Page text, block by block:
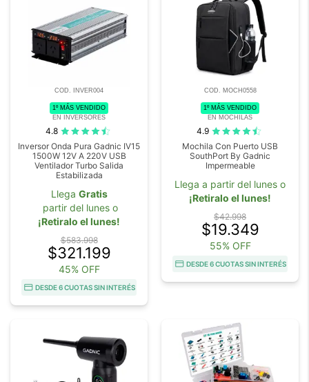
COD. INVER004
1º MÁS VENDIDO
EN INVERSORES
4.8
Inversor Onda Pura Gadnic IV15
1500W 12V A 220V USB
Ventilador Turbo Salida
Estabilizada
Llega Gratis
partir del lunes o
¡Retiralo el lunes!
$583.998
$321.199
45% OFF
DESDE 6 CUOTAS SIN INTERÉS
COD. MOCH0558
1º MÁS VENDIDO
EN MOCHILAS
4.9
Mochila Con Puerto USB
SouthPort By Gadnic
Impermeable
Llega a partir del lunes o
¡Retiralo el lunes!
$42.998
$19.349
55% OFF
DESDE 6 CUOTAS SIN INTERÉS